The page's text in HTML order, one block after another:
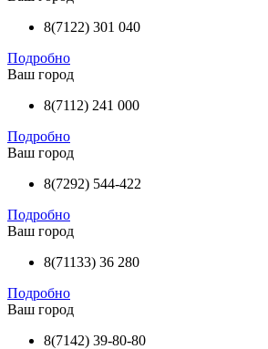
8(7122) 301 040
Подробно
Ваш город
8(7112) 241 000
Подробно
Ваш город
8(7292) 544-422
Подробно
Ваш город
8(71133) 36 280
Подробно
Ваш город
8(7142) 39-80-80